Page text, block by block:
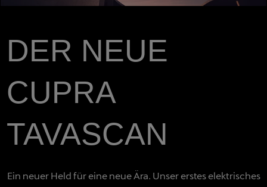
DER NEUE
CUPRA
TAVASCAN
Ein neuer Held für eine neue Ära. Unser erstes elektrisches